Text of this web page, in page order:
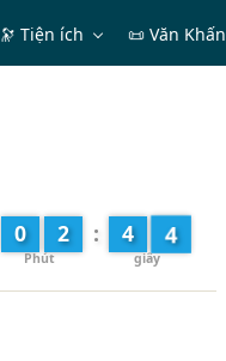
🔭 Tiện ích 📜 Văn Khấn
0 2 : 4 6